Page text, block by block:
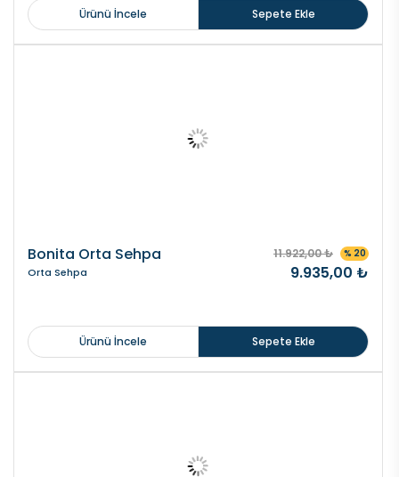
Ürünü İncele Sepete Ekle
Bonita Orta Sehpa
Orta Sehpa
11.922,00 ₺ % 20
9.935,00 ₺
Ürünü İncele Sepete Ekle